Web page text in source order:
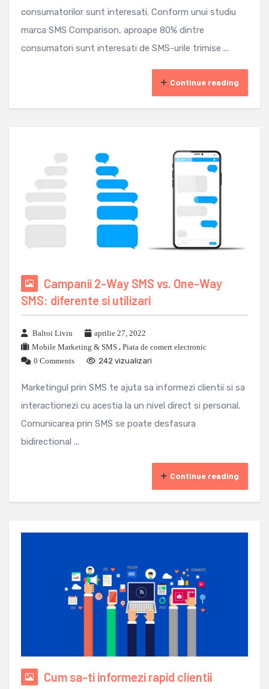
consumatorilor sunt interesati. Conform unui studiu
marca SMS Comparison, aproape 80% dintre
consumatori sunt interesati de SMS-urile trimise ...
Continue reading
Campanii 2-Way SMS vs. One-Way
SMS: diferente si utilizari
Baltoi Liviu
aprilie 27, 2022
Mobile Marketing & SMS , Piata de comert electronic
0 Comments
242 vizualizari
Marketingul prin SMS te ajuta sa informezi clientii si sa
interactionezi cu acestia la un nivel direct si personal.
Comunicarea prin SMS se poate desfasura
bidirectional ...
Continue reading
Cum sa-ti informezi rapid clientii